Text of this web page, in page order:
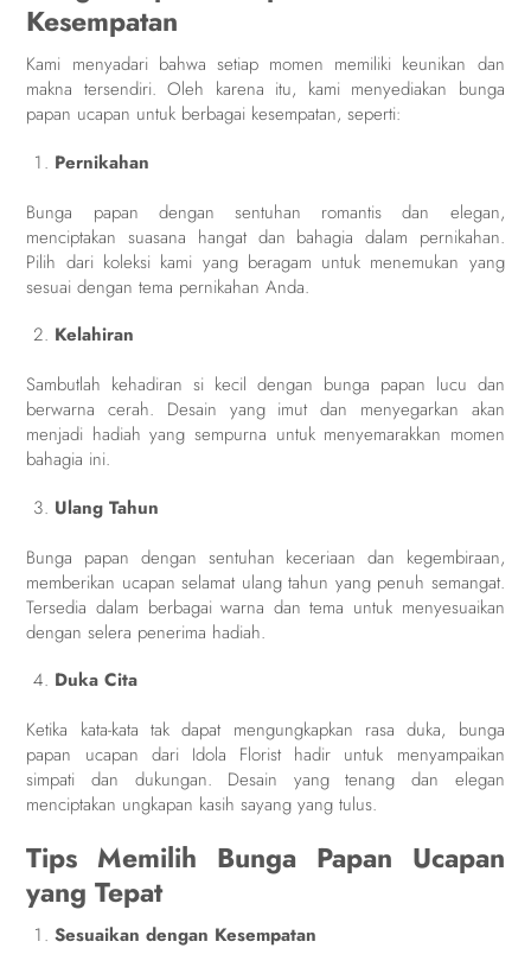
Kesempatan
Kami menyadari bahwa setiap momen memiliki keunikan dan
makna tersendiri. Oleh karena itu, kami menyediakan bunga
papan ucapan untuk berbagai kesempatan, seperti:
Pernikahan
Bunga papan dengan sentuhan romantis dan elegan,
menciptakan suasana hangat dan bahagia dalam pernikahan.
Pilih dari koleksi kami yang beragam untuk menemukan yang
sesuai dengan tema pernikahan Anda.
Kelahiran
Sambutlah kehadiran si kecil dengan bunga papan lucu dan
berwarna cerah. Desain yang imut dan menyegarkan akan
menjadi hadiah yang sempurna untuk menyemarakkan momen
bahagia ini.
Ulang Tahun
Bunga papan dengan sentuhan keceriaan dan kegembiraan,
memberikan ucapan selamat ulang tahun yang penuh semangat.
Tersedia dalam berbagai warna dan tema untuk menyesuaikan
dengan selera penerima hadiah.
Duka Cita
Ketika kata-kata tak dapat mengungkapkan rasa duka, bunga
papan ucapan dari Idola Florist hadir untuk menyampaikan
simpati dan dukungan. Desain yang tenang dan elegan
menciptakan ungkapan kasih sayang yang tulus.
Tips Memilih Bunga Papan Ucapan
yang Tepat
Sesuaikan dengan Kesempatan